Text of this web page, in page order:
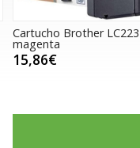
Cartucho Brother LC223
magenta
15,86€